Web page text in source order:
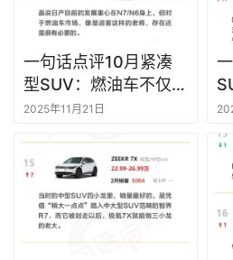
一句话点评10月紧凑
型SUV：燃油车不仅没
有死，居然还愈战越勇
2025年11月21日